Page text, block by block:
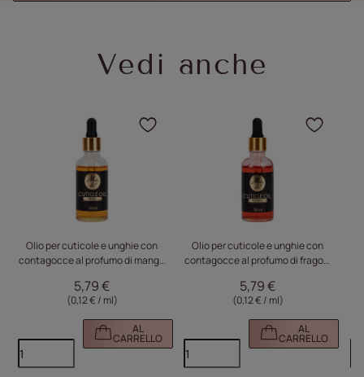
Vedi anche
Olio per cuticole e unghie con
contagocce al profumo di mango
5,79 €
(0,12 € / ml)
AL
CARRELLO
Fare clic per
Olio per cuticole e unghie con
contagocce al profumo di fragola
5,79 €
(0,12 € / ml)
AL
CARRELLO
Fare